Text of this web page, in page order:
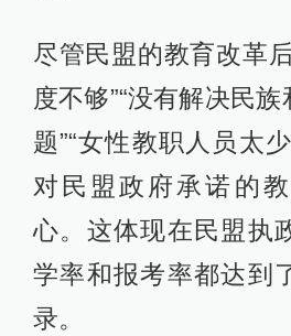
尽管民盟的教育改革
度不够”“没有解决民
题”“女性教职人员太
对民盟政府承诺的
心。这体现在民盟执
学率和报考率都达到
录。